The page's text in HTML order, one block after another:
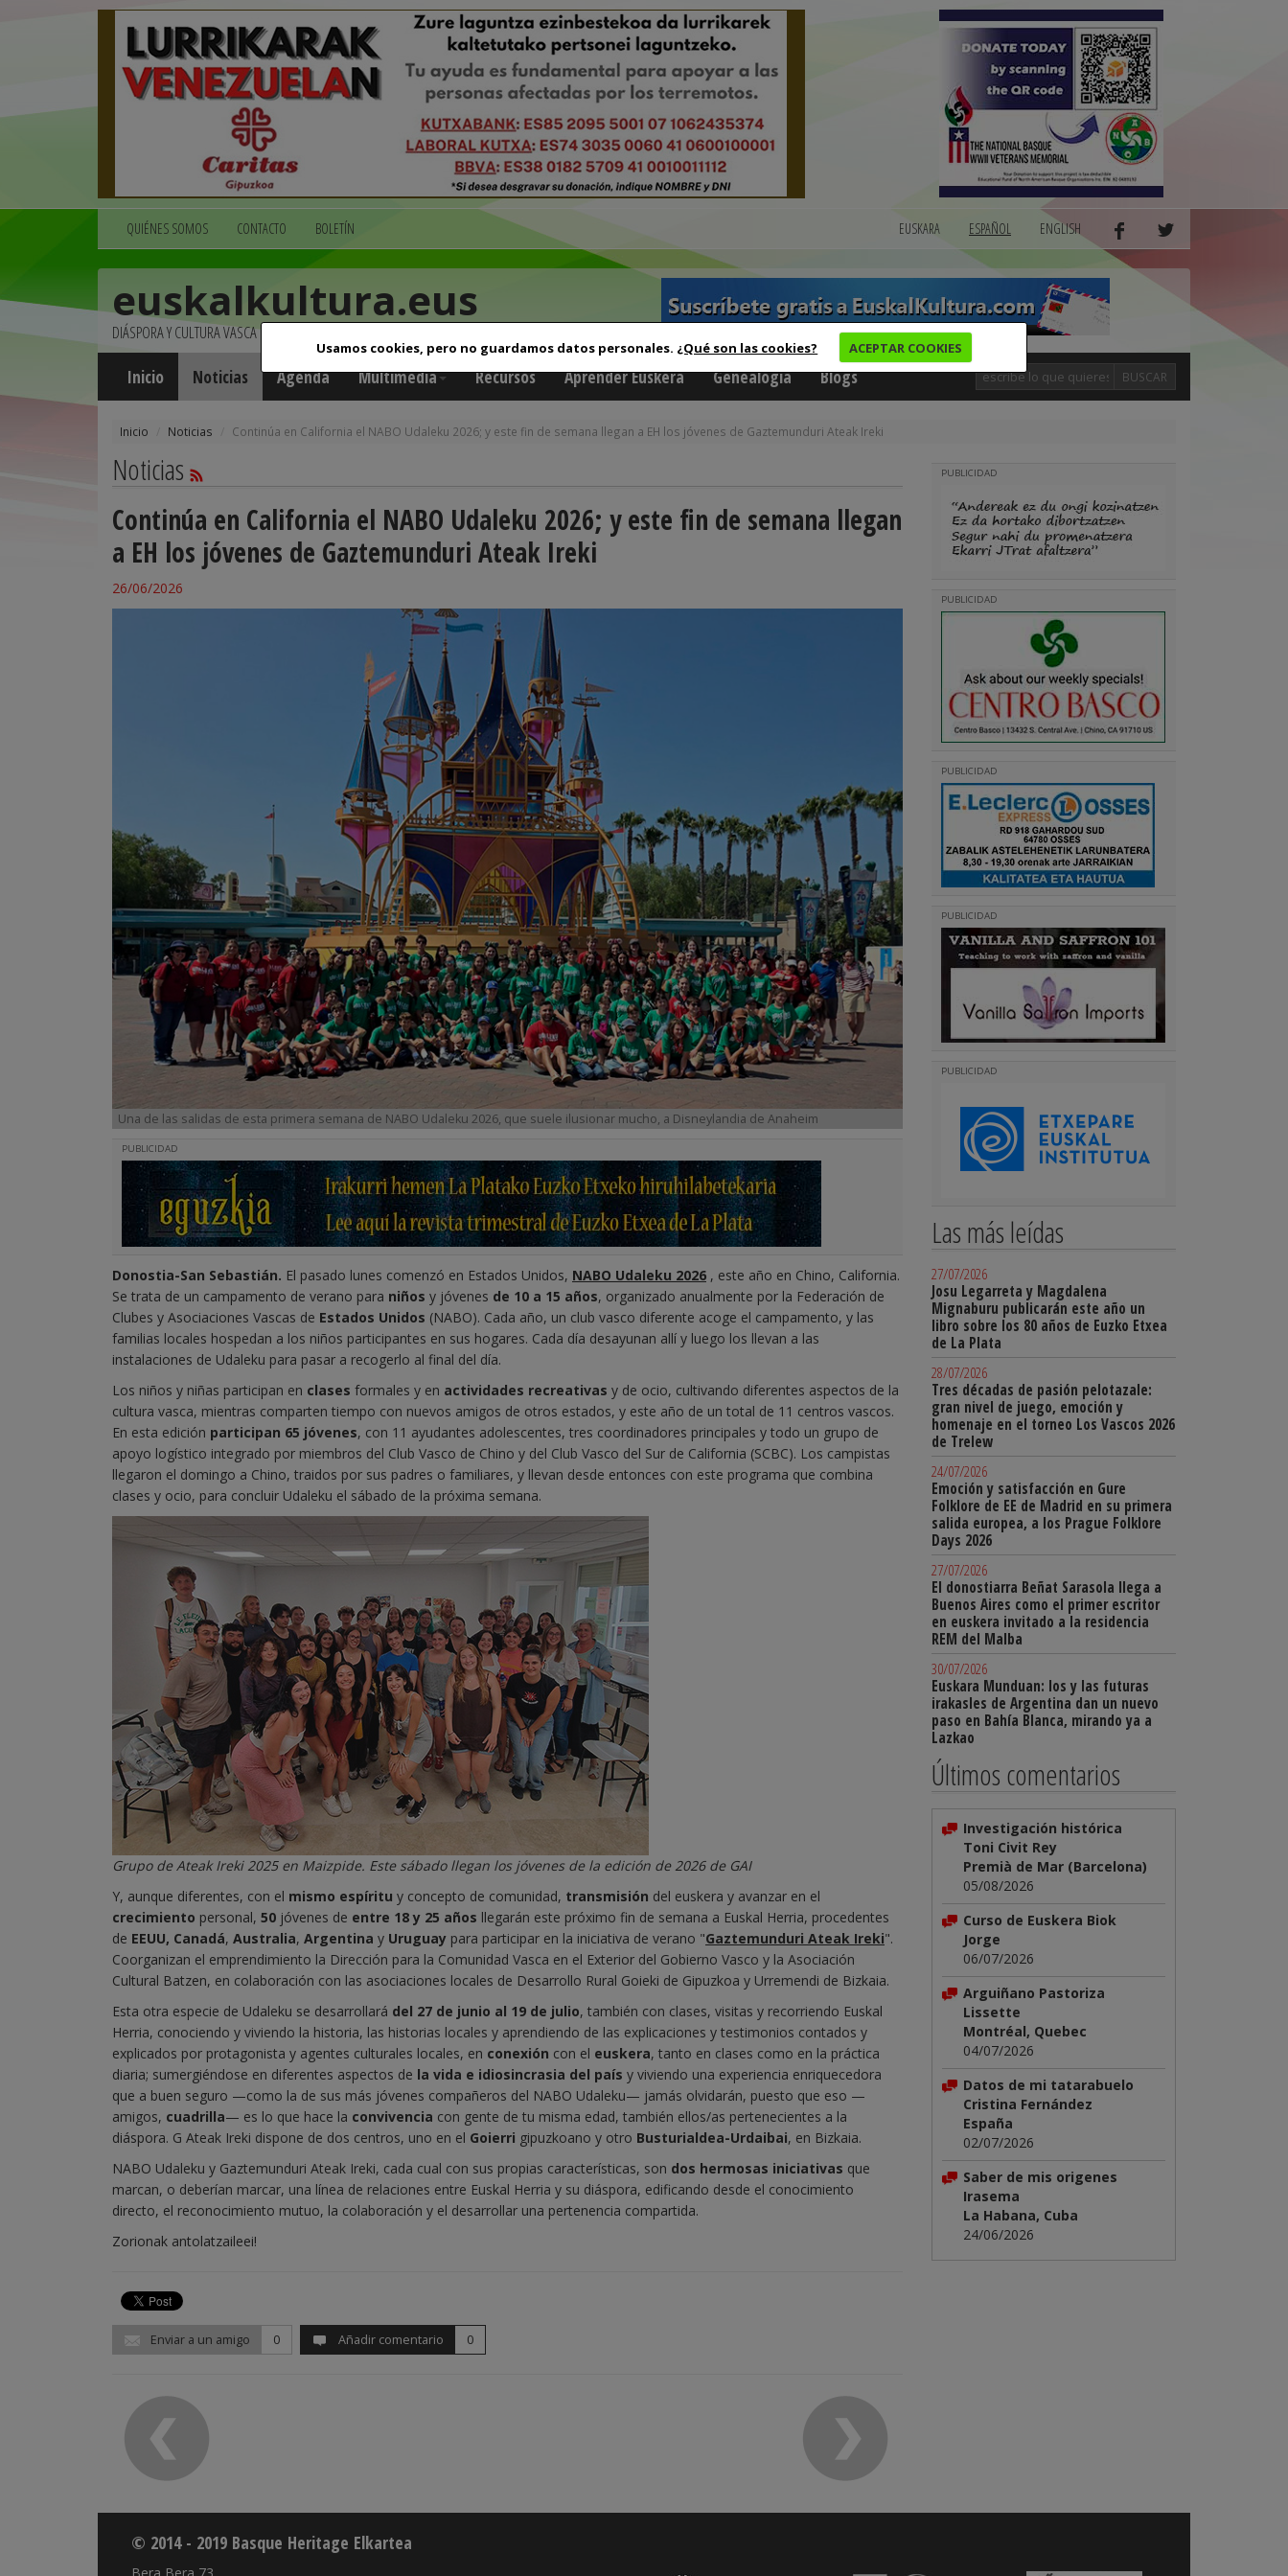
Usamos cookies, pero no guardamos datos personales. ¿Qué son las cookies? ACEPTAR COOKIES
QUIÉNES SOMOS CONTACTO BOLETÍN EUSKARA ESPAÑOL ENGLISH
euskalkultura.eus
DIÁSPORA Y CULTURA VASCA
Inicio Noticias Agenda Multimedia Recursos Aprender Euskera Genealogía Blogs BUSCAR
Inicio Noticias Continúa en California el NABO Udaleku 2026; y este fin de semana llegan a EH los jóvenes de Gaztemunduri Ateak Ireki
Noticias
Continúa en California el NABO Udaleku 2026; y este fin de semana llegan
a EH los jóvenes de Gaztemunduri Ateak Ireki
26/06/2026
Una de las salidas de esta primera semana de NABO Udaleku 2026, que suele ilusionar mucho, a Disneylandia de Anaheim
PUBLICIDAD
Donostia-San Sebastián. El pasado lunes comenzó en Estados Unidos, NABO Udaleku 2026 , este año en Chino, California.
Se trata de un campamento de verano para niños y jóvenes de 10 a 15 años, organizado anualmente por la Federación de
Clubes y Asociaciones Vascas de Estados Unidos (NABO). Cada año, un club vasco diferente acoge el campamento, y las
familias locales hospedan a los niños participantes en sus hogares. Cada día desayunan allí y luego los llevan a las
instalaciones de Udaleku para pasar a recogerlo al final del día.
Los niños y niñas participan en clases formales y en actividades recreativas y de ocio, cultivando diferentes aspectos de la
cultura vasca, mientras comparten tiempo con nuevos amigos de otros estados, y este año de un total de 11 centros vascos.
En esta edición participan 65 jóvenes, con 11 ayudantes adolescentes, tres coordinadores principales y todo un grupo de
apoyo logístico integrado por miembros del Club Vasco de Chino y del Club Vasco del Sur de California (SCBC). Los campistas
llegaron el domingo a Chino, traidos por sus padres o familiares, y llevan desde entonces con este programa que combina
clases y ocio, para concluir Udaleku el sábado de la próxima semana.
Grupo de Ateak Ireki 2025 en Maizpide. Este sábado llegan los jóvenes de la edición de 2026 de GAI
Y, aunque diferentes, con el mismo espíritu y concepto de comunidad, transmisión del euskera y avanzar en el
crecimiento personal, 50 jóvenes de entre 18 y 25 años llegarán este próximo fin de semana a Euskal Herria, procedentes
de EEUU, Canadá, Australia, Argentina y Uruguay para participar en la iniciativa de verano "Gaztemunduri Ateak Ireki".
Coorganizan el emprendimiento la Dirección para la Comunidad Vasca en el Exterior del Gobierno Vasco y la Asociación
Cultural Batzen, en colaboración con las asociaciones locales de Desarrollo Rural Goieki de Gipuzkoa y Urremendi de Bizkaia.
Esta otra especie de Udaleku se desarrollará del 27 de junio al 19 de julio, también con clases, visitas y recorriendo Euskal
Herria, conociendo y viviendo la historia, las historias locales y aprendiendo de las explicaciones y testimonios contados y
explicados por protagonista y agentes culturales locales, en conexión con el euskera, tanto en clases como en la práctica
diaria; sumergiéndose en diferentes aspectos de la vida e idiosincrasia del país y viviendo una experiencia enriquecedora
que a buen seguro —como la de sus más jóvenes compañeros del NABO Udaleku— jamás olvidarán, puesto que eso —
amigos, cuadrilla— es lo que hace la convivencia con gente de tu misma edad, también ellos/as pertenecientes a la
diáspora. G Ateak Ireki dispone de dos centros, uno en el Goierri gipuzkoano y otro Busturialdea-Urdaibai, en Bizkaia.
NABO Udaleku y Gaztemunduri Ateak Ireki, cada cual con sus propias características, son dos hermosas iniciativas que
marcan, o deberían marcar, una línea de relaciones entre Euskal Herria y su diáspora, edificando desde el conocimiento
directo, el reconocimiento mutuo, la colaboración y el desarrollar una pertenencia compartida.
Zorionak antolatzaileei!
Enviar a un amigo 0 Añadir comentario 0
PUBLICIDAD
PUBLICIDAD
PUBLICIDAD
PUBLICIDAD
PUBLICIDAD
Las más leídas
27/07/2026
Josu Legarreta y Magdalena
Mignaburu publicarán este año un
libro sobre los 80 años de Euzko Etxea
de La Plata
28/07/2026
Tres décadas de pasión pelotazale:
gran nivel de juego, emoción y
homenaje en el torneo Los Vascos 2026
de Trelew
24/07/2026
Emoción y satisfacción en Gure
Folklore de EE de Madrid en su primera
salida europea, a los Prague Folklore
Days 2026
27/07/2026
El donostiarra Beñat Sarasola llega a
Buenos Aires como el primer escritor
en euskera invitado a la residencia
REM del Malba
30/07/2026
Euskara Munduan: los y las futuras
irakasles de Argentina dan un nuevo
paso en Bahía Blanca, mirando ya a
Lazkao
Últimos comentarios
Investigación histórica
Toni Civit Rey
Premià de Mar (Barcelona)
05/08/2026
Curso de Euskera Biok
Jorge
06/07/2026
Arguiñano Pastoriza
Lissette
Montréal, Quebec
04/07/2026
Datos de mi tatarabuelo
Cristina Fernández
España
02/07/2026
Saber de mis origenes
Irasema
La Habana, Cuba
24/06/2026
© 2014 - 2019 Basque Heritage Elkartea